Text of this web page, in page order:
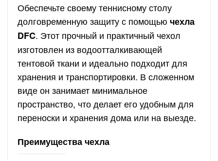
Обеспечьте своему теннисному столу
долговременную защиту с помощью чехла
DFC. Этот прочный и практичный чехол
изготовлен из водоотталкивающей
тентовой ткани и идеально подходит для
хранения и транспортировки. В сложенном
виде он занимает минимальное
пространство, что делает его удобным для
переноски и хранения дома или на выезде.
Преимущества чехла